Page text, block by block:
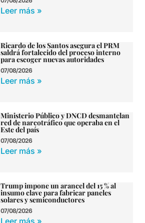
Leer más »
Ricardo de los Santos asegura el PRM
saldrá fortalecido del proceso interno
para escoger nuevas autoridades
07/08/2026
Leer más »
Ministerio Público y DNCD desmantelan
red de narcotráfico que operaba en el
Este del país
07/08/2026
Leer más »
Trump impone un arancel del 15 % al
insumo clave para fabricar paneles
solares y semiconductores
07/08/2026